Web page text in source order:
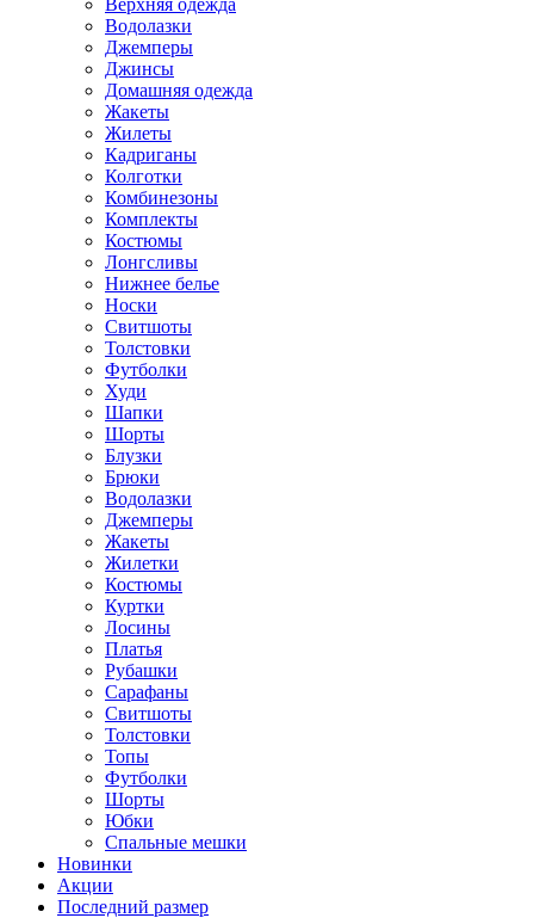
Водолазки
Джемперы
Джинсы
Домашняя одежда
Жакеты
Жилеты
Кадриганы
Колготки
Комбинезоны
Комплекты
Костюмы
Лонгсливы
Нижнее белье
Носки
Свитшоты
Толстовки
Футболки
Худи
Шапки
Шорты
Блузки
Брюки
Водолазки
Джемперы
Жакеты
Жилетки
Костюмы
Куртки
Лосины
Платья
Рубашки
Сарафаны
Свитшоты
Толстовки
Топы
Футболки
Шорты
Юбки
Спальные мешки
Новинки
Акции
Последний размер